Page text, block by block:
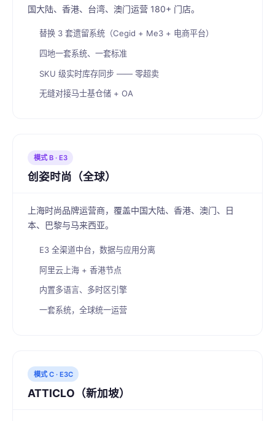
国大陆、香港、台湾、澳门运营 180+ 门店。
替换 3 套遗留系统（Cegid + Me3 + 电商平台）
四地一套系统、一套标准
SKU 级实时库存同步 —— 零超卖
无缝对接马士基仓储 + OA
模式 B · E3
创姿时尚（全球）
上海时尚品牌运营商，覆盖中国大陆、香港、澳门、日
本、巴黎与马来西亚。
E3 全渠道中台，数据与应用分离
阿里云上海 + 香港节点
内置多语言、多时区引擎
一套系统，全球统一运营
模式 C · E3C
ATTICLO（新加坡）